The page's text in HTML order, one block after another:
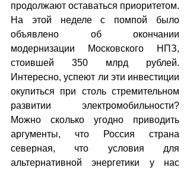
продолжают оставаться приоритетом.
На этой неделе с помпой было
объявлено об окончании
модернизации Московского НПЗ,
стоившей 350 млрд рублей.
Интересно, успеют ли эти инвестиции
окупиться при столь стремительном
развитии электромобильности?
Можно сколько угодно приводить
аргументы, что Россия страна
северная, что условия для
альтернативной энергетики у нас